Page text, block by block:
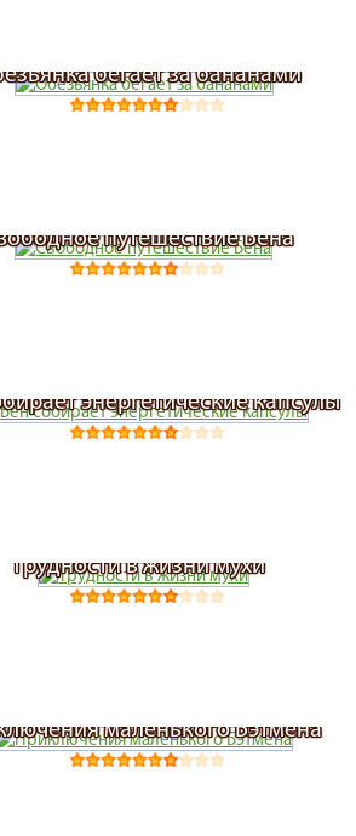
бегает за бананами
путешествие Бена
энергетические капсулы
Трудности в жизни мухи
маленького Бэтмена